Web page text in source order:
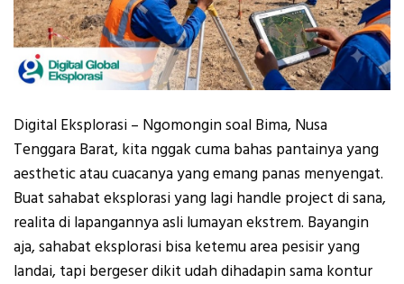
Digital Eksplorasi – Ngomongin soal Bima, Nusa
Tenggara Barat, kita nggak cuma bahas pantainya yang
aesthetic atau cuacanya yang emang panas menyengat.
Buat sahabat eksplorasi yang lagi handle project di sana,
realita di lapangannya asli lumayan ekstrem. Bayangin
aja, sahabat eksplorasi bisa ketemu area pesisir yang
landai, tapi bergeser dikit udah dihadapin sama kontur